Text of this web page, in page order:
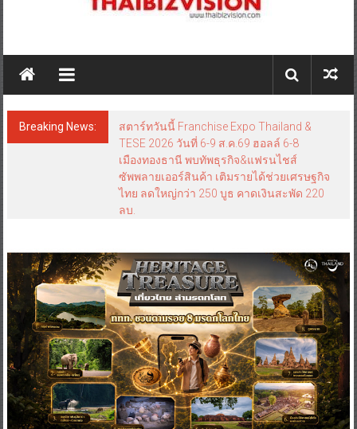
Breaking News:
สตาร์ทวันนี้ Franchise Expo Thailand &
TESE 2026 วันที่ 6-9 ส.ค.69 ฮอลล์ 6-8
เมืองทองธานี พบทัพธุรกิจ&แฟรนไชส์
ซัพพลายเออร์สินค้า เติมรายได้ช่วยเศรษฐกิจ
ไทย ลดใหญ่กว่า 250 บูธ คาดเงินสะพัด 220
ลบ.